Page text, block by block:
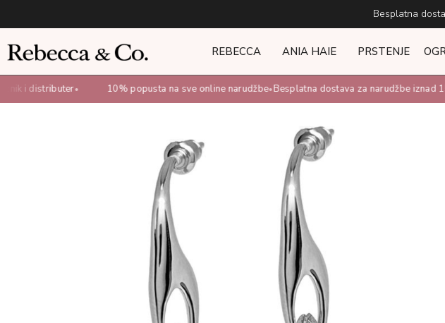
Besplatna
REBECCA ANIA HAIE PRSTENJE
i distributer• 10% popusta na sve online narudžbe•Besplatna dostava za narudžbe iznad